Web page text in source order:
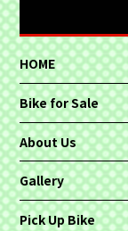
HOME
Bike for Sale
About Us
Gallery
Pick Up Bike